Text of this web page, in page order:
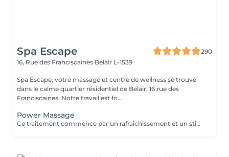
Spa Escape
290
16, Rue des Franciscaines Belair L-1539
Spa Escape, votre massage et centre de wellness se trouve
dans le calme quartier résidentiel de Belair; 16 rue des
Franciscaines. Notre travail est fo...
Power Massage
Ce traitement commence par un rafraîchissement et un stimulant des pieds aux huiles essentielles. Un massage profond de tout le corps pour soulager les tensions accumulées dans les muscles du dos, des épaules, du cou et de la tête. Un paquet de boue dégageant de la chaleur et absorbant les tensions est appliqué sur les zones de fatigue et de douleur musculaire pour soulager les tensions et faciliter la récupération musculaire.